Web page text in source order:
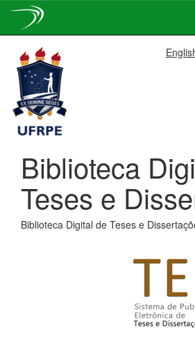
navigation
Biblioteca
Teses e
Biblioteca Digital de Teses e